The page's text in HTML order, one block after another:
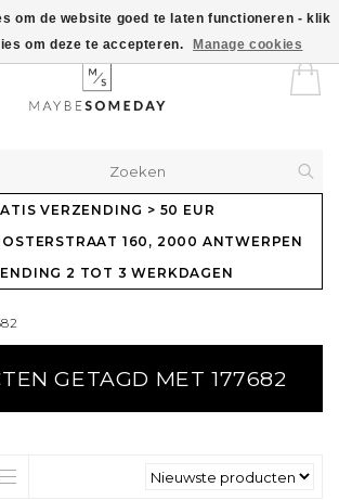
VERZENDING > 50 EUR
160, 2000 ANTWERPEN
2 TOT 3 WERKDAGEN
GETAGD MET 177682
om de website goed te laten functioneren - klik
om deze te accepteren.
Manage cookies